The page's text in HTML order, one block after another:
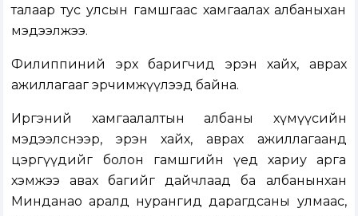
талаар тус улсын гамшгаас хамгаалах албаныхан
мэдээлжээ.
Филиппиний эрх баригчид эрэн хайх, аврах
ажиллагааг эрчимжүүлээд байна.
Иргэний хамгаалалтын албаны хүмүүсийн
мэдээлснээр, эрэн хайх, аврах ажиллагаанд
цэргүүдийг болон гамшгийн үед хариу арга
хэмжээ авах багийг дайчлаад ба албанынхан
Минданао аралд нурангид дарагдсаны улмаас,